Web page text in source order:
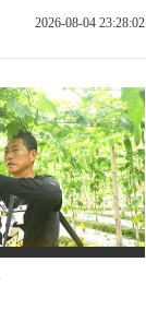
2026-08-04 23:28:02